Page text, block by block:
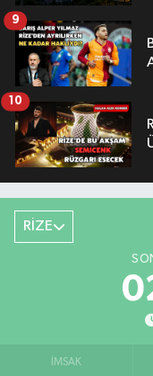
9
10
RİZE
İMSAK